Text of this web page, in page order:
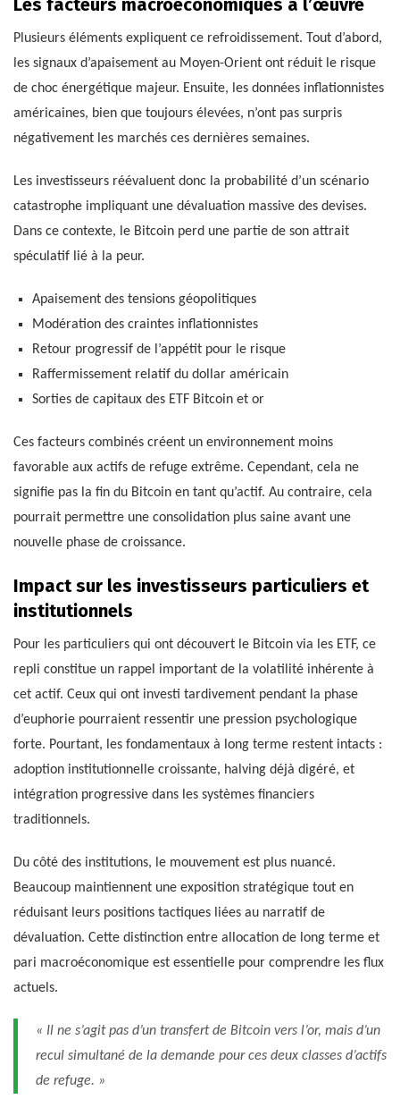
Les facteurs macroéconomiques à l’œuvre
Plusieurs éléments expliquent ce refroidissement. Tout d’abord,
les signaux d’apaisement au Moyen-Orient ont réduit le risque
de choc énergétique majeur. Ensuite, les données inflationnistes
américaines, bien que toujours élevées, n’ont pas surpris
négativement les marchés ces dernières semaines.
Les investisseurs réévaluent donc la probabilité d’un scénario
catastrophe impliquant une dévaluation massive des devises.
Dans ce contexte, le Bitcoin perd une partie de son attrait
spéculatif lié à la peur.
Apaisement des tensions géopolitiques
Modération des craintes inflationnistes
Retour progressif de l’appétit pour le risque
Raffermissement relatif du dollar américain
Sorties de capitaux des ETF Bitcoin et or
Ces facteurs combinés créent un environnement moins
favorable aux actifs de refuge extrême. Cependant, cela ne
signifie pas la fin du Bitcoin en tant qu’actif. Au contraire, cela
pourrait permettre une consolidation plus saine avant une
nouvelle phase de croissance.
Impact sur les investisseurs particuliers et
institutionnels
Pour les particuliers qui ont découvert le Bitcoin via les ETF, ce
repli constitue un rappel important de la volatilité inhérente à
cet actif. Ceux qui ont investi tardivement pendant la phase
d’euphorie pourraient ressentir une pression psychologique
forte. Pourtant, les fondamentaux à long terme restent intacts :
adoption institutionnelle croissante, halving déjà digéré, et
intégration progressive dans les systèmes financiers
traditionnels.
Du côté des institutions, le mouvement est plus nuancé.
Beaucoup maintiennent une exposition stratégique tout en
réduisant leurs positions tactiques liées au narratif de
dévaluation. Cette distinction entre allocation de long terme et
pari macroéconomique est essentielle pour comprendre les flux
actuels.
« Il ne s’agit pas d’un transfert de Bitcoin vers l’or, mais d’un
recul simultané de la demande pour ces deux classes d’actifs
de refuge. »